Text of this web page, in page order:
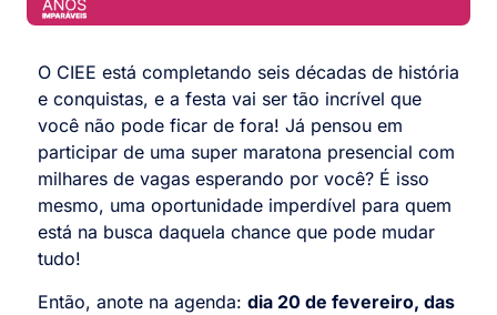
O CIEE está completando seis décadas de história
e conquistas, e a festa vai ser tão incrível que
você não pode ficar de fora! Já pensou em
participar de uma super maratona presencial com
milhares de vagas esperando por você? É isso
mesmo, uma oportunidade imperdível para quem
está na busca daquela chance que pode mudar
tudo!
Então, anote na agenda: dia 20 de fevereiro, das